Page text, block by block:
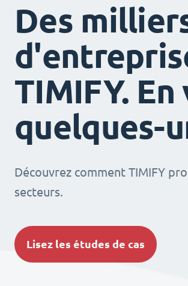
Des
TIMIFY. En
quelques-
Découvrez comment TIMIFY
secteurs.
Lisez les études de cas